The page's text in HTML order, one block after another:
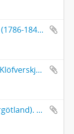
Ehrenborg, Casper Vilhelm Mikael (1786-1844): Brev från Gustaf Ehrenborg (1795-1858), 1 st., 1845
Klöfverskjöldska papper: Augusta Klöfverskjöld (1799-1814), Räkenskaper för tiden 1810-1814,, uppsatta av O. J. Risellschöld. - Carl Klöfverskjöld (1797-1879), 2 handlingar rörande kapten Carl Klöfverskjölds affärer [varav den ena uppsatt av Fredrik Aleander Funck].
Bolltorp (Skönberga socken, Östergötland). Köpt 1815 av Gustaf Johan Funck. Köpebrev, inteckningar.